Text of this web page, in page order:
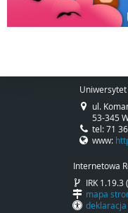
Uniwersytet
ul.
53-345
tel: 71
www:
Internetowa
IRK
mapa